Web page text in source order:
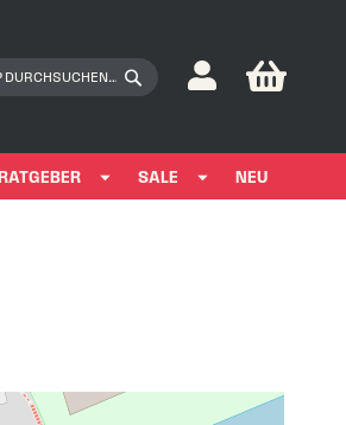
Suchen
My
RATGEBER SALE NEU